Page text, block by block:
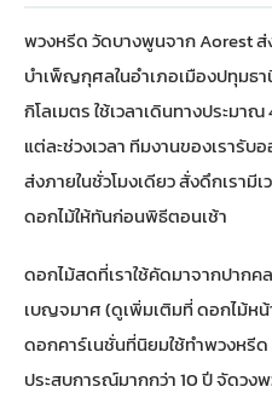
พวงหรีด วัดบางพูนจาก Aorest
บำเพ็ญกุศลในอำเภอเมืองปทุมธ
กิโลเมตร ใช้เวลาเดินทางประมา
แต่ละช่วงเวลา ทีมงานของเรารับ
ส่งภายในชั่วโมงเดียว สั่งดึกเรามี
ดอกไม้ให้ทันก่อนพิธีตอนเช้า
ดอกไม้สดที่เราใช้คัดมาจากปาก
เบญจมาศ (ดูเพิ่มเติมที่ดอกไม้หน้
ดอกคาร์เนชั่นที่นิยมใช้ทำพวงหรี
ประสบการณ์มากกว่า 10 ปี จัดว